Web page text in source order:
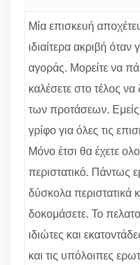
Μία επισκευή
ιδιαίτερα ακριβή
αγοράς. Μορείτε να
καλέσετε στο τέλος
των προτάσεων.
γρίφο για όλες τις
Μόνο έτσι θα έχετε
περιστατικό. Πάντως
δύσκολα περιστατικά
δοκομάσετε. Το
ιδιώτες και
και τις υπόλοιπες